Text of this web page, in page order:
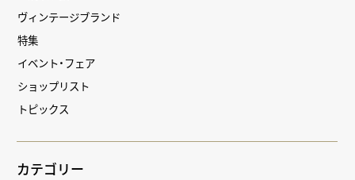
ヴィンテージブランド
特集
イベント・フェア
ショップリスト
トピックス
カテゴリー